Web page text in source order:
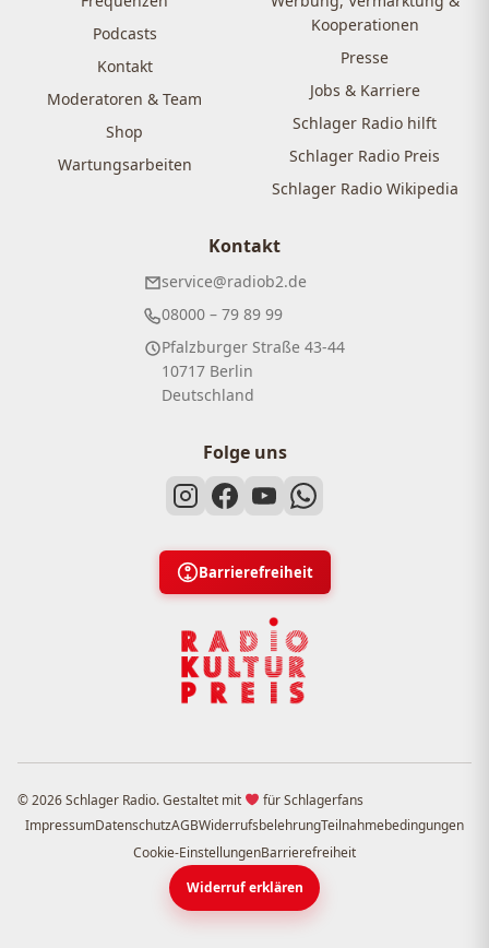
Podcasts
Kontakt
Moderatoren & Team
Shop
Wartungsarbeiten
Kooperationen
Presse
Jobs & Karriere
Schlager Radio hilft
Schlager Radio Preis
Schlager Radio Wikipedia
Kontakt
service@radiob2.de
08000 – 79 89 99
Pfalzburger Straße 43-44
10717 Berlin
Deutschland
Folge uns
Barrierefreiheit
© 2026 Schlager Radio. Gestaltet mit
für Schlagerfans
ImpressumDatenschutzAGBWiderrufsbelehrungTeilnahmebedingungen
Cookie-EinstellungenBarrierefreiheit
Widerruf erklären